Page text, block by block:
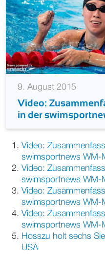
9. August 2015
Video:
in der
Video:
swimsportnews WM-
Video:
swimsportnews WM-
Video:
swimsportnews WM-
Video:
swimsportnews WM-
Hosszu holt sechs
USA